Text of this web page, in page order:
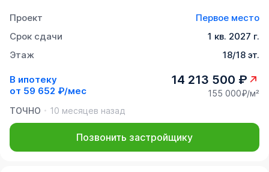
Проект
Первое место
Срок сдачи
1 кв. 2027 г.
Этаж
18/18 эт.
В ипотеку
от 59 652 ₽/мес
14 213 500 ₽
155 000₽/м²
ТОЧНО
10 месяцев назад
Позвонить застройщику